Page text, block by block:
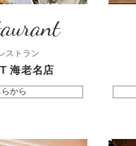
ストラン
海老名店
から